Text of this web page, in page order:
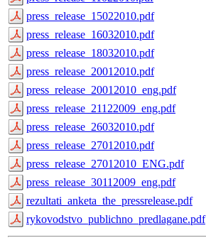
press_release_15022010.pdf
press_release_16032010.pdf
press_release_18032010.pdf
press_release_20012010.pdf
press_release_20012010_eng.pdf
press_release_21122009_eng.pdf
press_release_26032010.pdf
press_release_27012010.pdf
press_release_27012010_ENG.pdf
press_release_30112009_eng.pdf
rezultati_anketa_the_pressrelease.pdf
rykovodstvo_publichno_predlagane.pdf